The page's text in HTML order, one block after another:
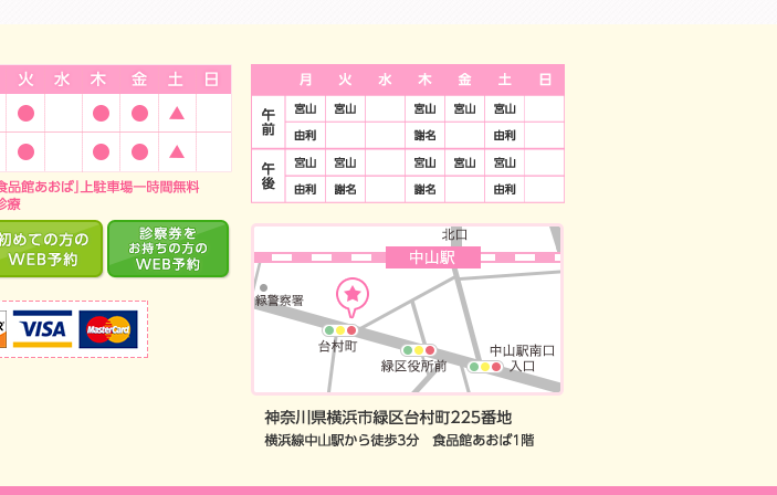
児歯科 みどり中山デンタルクリニック
電話で！TEL:045-933-5700 診療時間：夜19時まで 定休日：祝祭日
診療時間9：30-13：30 14:30-19:00 祝祭日は休診日 土日は18時までの休診
ご相談・お問い合わせはじめての方のWEB予約診察券をお持ちの方のWEB予約
取り扱いクレジットカード※保険治療では、ご利用いただけません。JCB/